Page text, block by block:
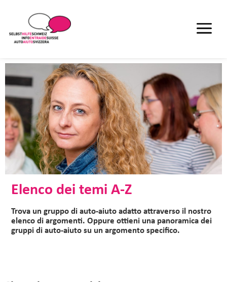
Elenco dei temi A-Z
Trova un gruppo di auto-aiuto adatto attraverso il nostro
elenco di argomenti. Oppure ottieni una panoramica dei
gruppi di auto-aiuto su un argomento specifico.